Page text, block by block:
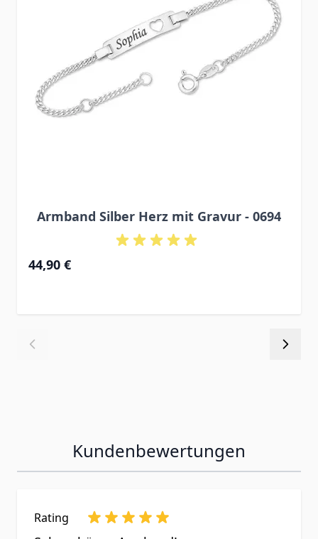
Armband Silber Herz mit Gravur - 0694
Ab
44,90 €
Kundenbewertungen
Rating